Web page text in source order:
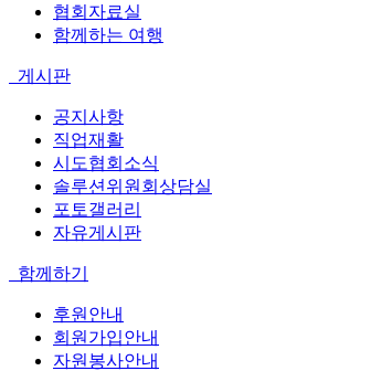
협회자료실
함께하는 여행
게시판
공지사항
직업재활
시도협회소식
솔루션위원회상담실
포토갤러리
자유게시판
함께하기
후원안내
회원가입안내
자원봉사안내